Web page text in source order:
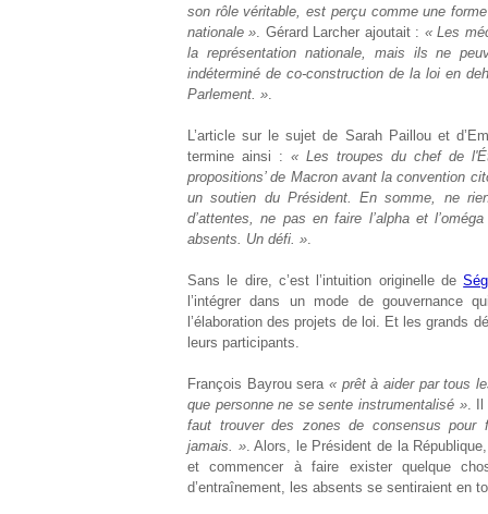
son rôle véritable, est perçu comme une
nationale ». Gérard Larcher ajoutait : « Les
la représentation nationale, mais ils ne
indéterminé de co-construction de la loi en
Parlement. ».
L’article sur le sujet de Sarah Paillou et
termine ainsi :« Les troupes du chef de
propositions’ de Macron avant la convention
un soutien du Président. En somme, ne
d’attentes, ne pas en faire l’alpha et
absents. Un défi. ».
Sans le dire, c’est l’intuition originelle de
l’intégrer dans un mode de gouvernance
l’élaboration des projets de loi. Et les grands
leurs participants.
François Bayrou sera « prêt à aider par tous
que personne ne se sente instrumentalisé ». Il
faut trouver des zones de consensus pour
jamais. ». Alors, le Président de la
et commencer à faire exister quelque
d’entraînement, les absents se sentiraient en